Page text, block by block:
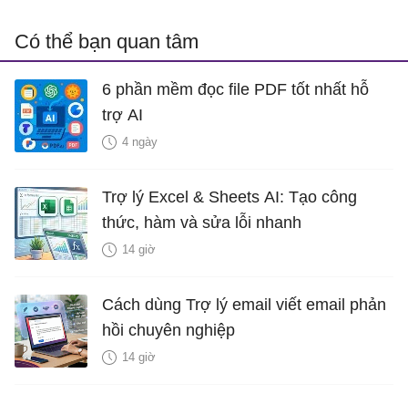
Có thể bạn quan tâm
6 phần mềm đọc file PDF tốt nhất hỗ
trợ AI
4 ngày
Trợ lý Excel & Sheets AI: Tạo công
thức, hàm và sửa lỗi nhanh
14 giờ
Cách dùng Trợ lý email viết email phản
hồi chuyên nghiệp
14 giờ